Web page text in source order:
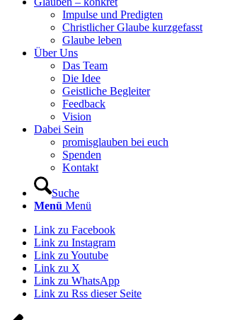
Impulse und Predigten
Christlicher Glaube kurzgefasst
Glaube leben
Über Uns
Das Team
Die Idee
Geistliche Begleiter
Feedback
Vision
Dabei Sein
promisglauben bei euch
Spenden
Kontakt
Suche
Menü Menü
Link zu Facebook
Link zu Instagram
Link zu Youtube
Link zu X
Link zu WhatsApp
Link zu Rss dieser Seite